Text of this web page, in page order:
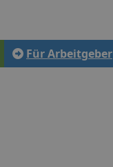
Für Arbeitgeber